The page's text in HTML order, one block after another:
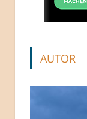
AUTOR